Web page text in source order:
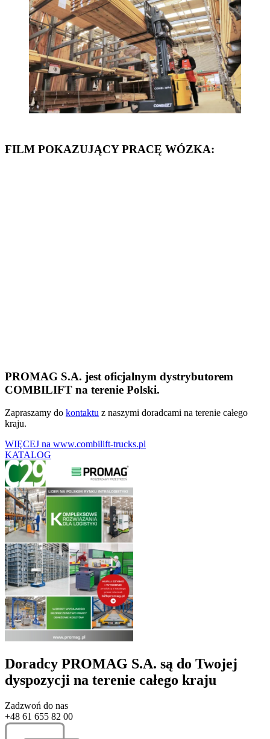
FILM POKAZUJĄCY PRACĘ WÓZKA:
PROMAG S.A. jest oficjalnym dystrybutorem
COMBILIFT na terenie Polski.
Zapraszamy do kontaktu z naszymi doradcami na terenie całego
kraju.
WIĘCEJ na www.combilift-trucks.pl
KATALOG
Doradcy PROMAG S.A. są do Twojej
dyspozycji na terenie całego kraju
Zadzwoń do nas
+48 61 655 82 00